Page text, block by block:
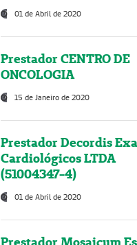
01 de Abril de 2020
Prestador CENTRO DE
ONCOLOGIA
15 de Janeiro de 2020
Prestador Decordis
Cardiológicos LTDA
(51004347-4)
01 de Abril de 2020